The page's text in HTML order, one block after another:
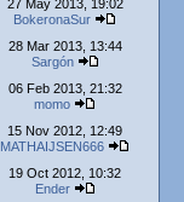
27 May 2013, 19:02
BokeronaSur
28 Mar 2013, 13:44
Sargón
06 Feb 2013, 21:32
momo
15 Nov 2012, 12:49
MATHAIJSEN666
19 Oct 2012, 10:32
Ender